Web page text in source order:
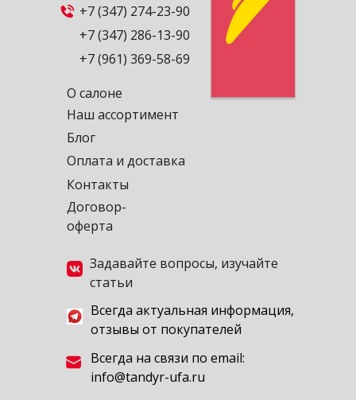
+7 (347) 274-23-90
+7 (347) 286-13-90
+7 (961) 369-58-69
Задавайте вопросы, изучайте
статьи
Всегда актуальная информация,
отзывы от покупателей
Всегда на связи по email:
info@tandyr-ufa.ru
Наш ассортимент
О салоне
Блог
Оплата и доставка
Контакты
Договор-
оферта